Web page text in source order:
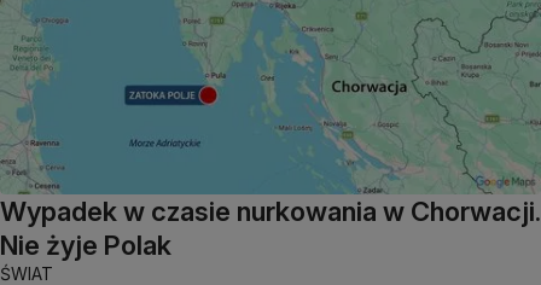
Wypadek w czasie nurkowania w Chorwacji.
Nie żyje Polak
ŚWIAT